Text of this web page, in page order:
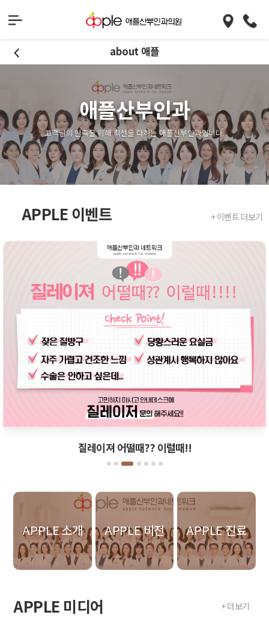
about 애플
애플산부인과
고객님의 만족을 위해 최선을 다하는 애플산부인과입니다.
APPLE 이벤트 + 이벤트 더보기
질레이져 어떨때?? 이럴때!!
APPLE 소개 APPLE 비전 APPLE 진료
APPLE 미디어 + 더보기